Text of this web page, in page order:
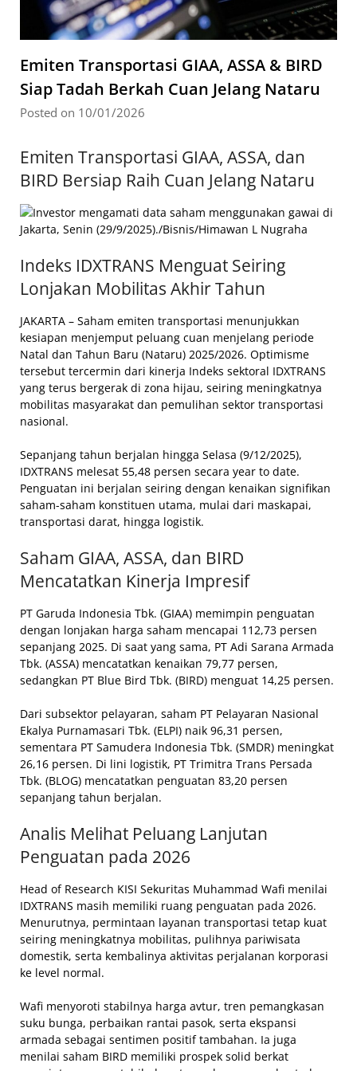
Emiten Transportasi GIAA, ASSA & BIRD
Siap Tadah Berkah Cuan Jelang Nataru
Posted on 10/01/2026
Emiten Transportasi GIAA, ASSA, dan
BIRD Bersiap Raih Cuan Jelang Nataru
Indeks IDXTRANS Menguat Seiring
Lonjakan Mobilitas Akhir Tahun
JAKARTA – Saham emiten transportasi menunjukkan
kesiapan menjemput peluang cuan menjelang periode
Natal dan Tahun Baru (Nataru) 2025/2026. Optimisme
tersebut tercermin dari kinerja Indeks sektoral IDXTRANS
yang terus bergerak di zona hijau, seiring meningkatnya
mobilitas masyarakat dan pemulihan sektor transportasi
nasional.
Sepanjang tahun berjalan hingga Selasa (9/12/2025),
IDXTRANS melesat 55,48 persen secara year to date.
Penguatan ini berjalan seiring dengan kenaikan signifikan
saham-saham konstituen utama, mulai dari maskapai,
transportasi darat, hingga logistik.
Saham GIAA, ASSA, dan BIRD
Mencatatkan Kinerja Impresif
PT Garuda Indonesia Tbk. (GIAA) memimpin penguatan
dengan lonjakan harga saham mencapai 112,73 persen
sepanjang 2025. Di saat yang sama, PT Adi Sarana Armada
Tbk. (ASSA) mencatatkan kenaikan 79,77 persen,
sedangkan PT Blue Bird Tbk. (BIRD) menguat 14,25 persen.
Dari subsektor pelayaran, saham PT Pelayaran Nasional
Ekalya Purnamasari Tbk. (ELPI) naik 96,31 persen,
sementara PT Samudera Indonesia Tbk. (SMDR) meningkat
26,16 persen. Di lini logistik, PT Trimitra Trans Persada
Tbk. (BLOG) mencatatkan penguatan 83,20 persen
sepanjang tahun berjalan.
Analis Melihat Peluang Lanjutan
Penguatan pada 2026
Head of Research KISI Sekuritas Muhammad Wafi menilai
IDXTRANS masih memiliki ruang penguatan pada 2026.
Menurutnya, permintaan layanan transportasi tetap kuat
seiring meningkatnya mobilitas, pulihnya pariwisata
domestik, serta kembalinya aktivitas perjalanan korporasi
ke level normal.
Wafi menyoroti stabilnya harga avtur, tren pemangkasan
suku bunga, perbaikan rantai pasok, serta ekspansi
armada sebagai sentimen positif tambahan. Ia juga
menilai saham BIRD memiliki prospek solid berkat